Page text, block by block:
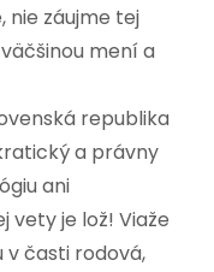
nie záujme tej
mení a
republika
a právny
ani
vety je lož! Viaže
v časti rodová,